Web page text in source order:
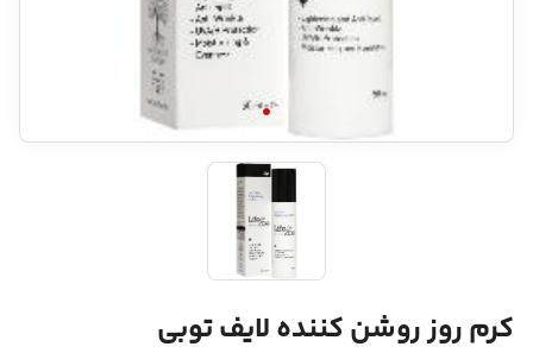
کرم روز روشن کننده لایف توبی